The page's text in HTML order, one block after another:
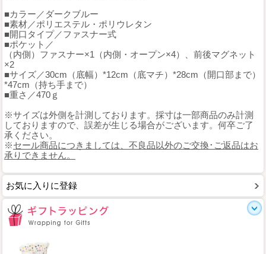
■カラー／ダークブルー
■素材／ポリエステル・ポリウレタン
■開口タイプ／ファスナー式
■ポケット／
（内側）ファスナー×1（内側・オープン×4）、前後マグネット
×2
■サイズ／30cm（底幅）*12cm（底マチ）*28cm（開口部まで）
*47cm（持ち手まで）
■重さ／470ｇ
※サイズは外側を計測しております。採寸は一部商品のみ計測
しておりますので、誤差が生じる場合がございます。何卒ご了
承ください。
※セール商品につきましては、不良品以外のご交換･ご返品はお
承りできません。
お気に入りに登録